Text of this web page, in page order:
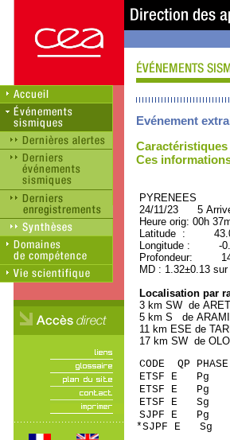
Evénement
Ces
PYRENEES
24/11/23 5
Heure orig: 00h
Latitude :
Longitude : -
Profondeur: 14.
MD : 1.32±0.13
Localisation par
3 km SW de
5 km S de
11 km ESE de
17 km SW de
CODE QP
ETSF E
ETSF E
ETSF E
SJPF E
*SJPF E